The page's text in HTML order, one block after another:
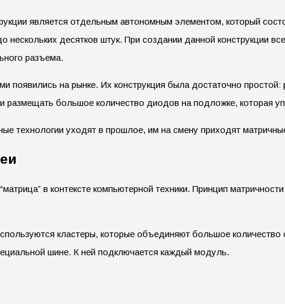
является отдельным автономным элементом, который
нескольких десятков штук. При создании данной конструкции
разъема.
появились на рынке. Их конструкция была достаточно
размещать большое количество диодов на подложке, которая
технологии уходят в прошлое, им на смену приходят
в контексте компьютерной техники. Принцип
кластеры, которые объединяют большое
шине. К ней подключается каждый модуль.